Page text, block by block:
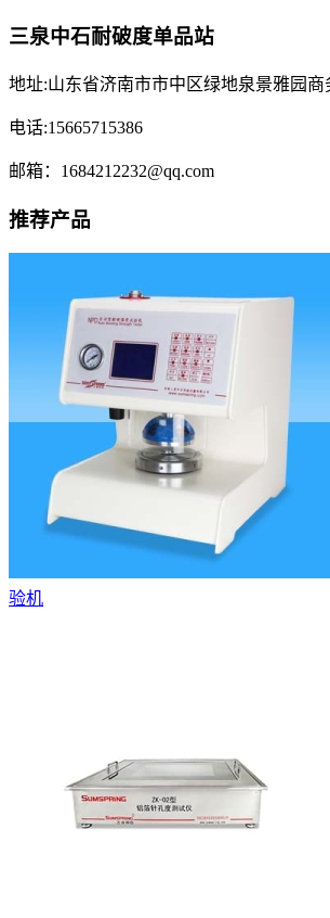
三泉中石耐破度单品站
地址:山东省济南市市中区绿地泉景雅园商
电话:15665715386
邮箱：1684212232@qq.com
推荐产品
验机